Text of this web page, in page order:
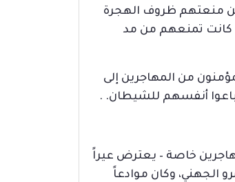
منعتهم ظروف الهجرة
كانت تمنعهم من مد
من المهاجرين إلى
أنفسهم للشيطان. .
خاصة – يعترض عيراً
الجهني، وكان موادعاً